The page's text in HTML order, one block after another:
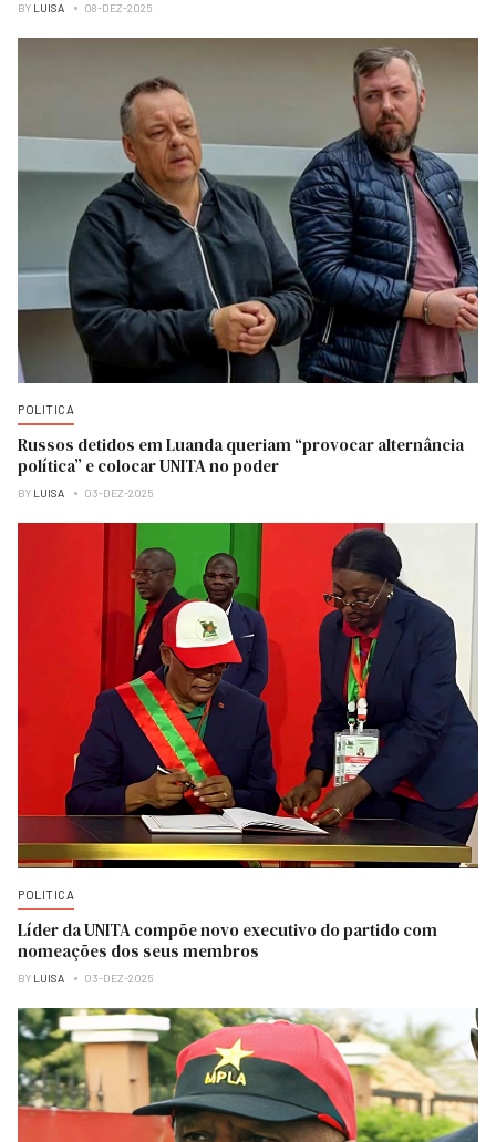
BY LUISA 08-DEZ-2025
POLITICA
Russos detidos em Luanda queriam “provocar alternância
política” e colocar UNITA no poder
BY LUISA 03-DEZ-2025
POLITICA
Líder da UNITA compõe novo executivo do partido com
nomeações dos seus membros
BY LUISA 03-DEZ-2025